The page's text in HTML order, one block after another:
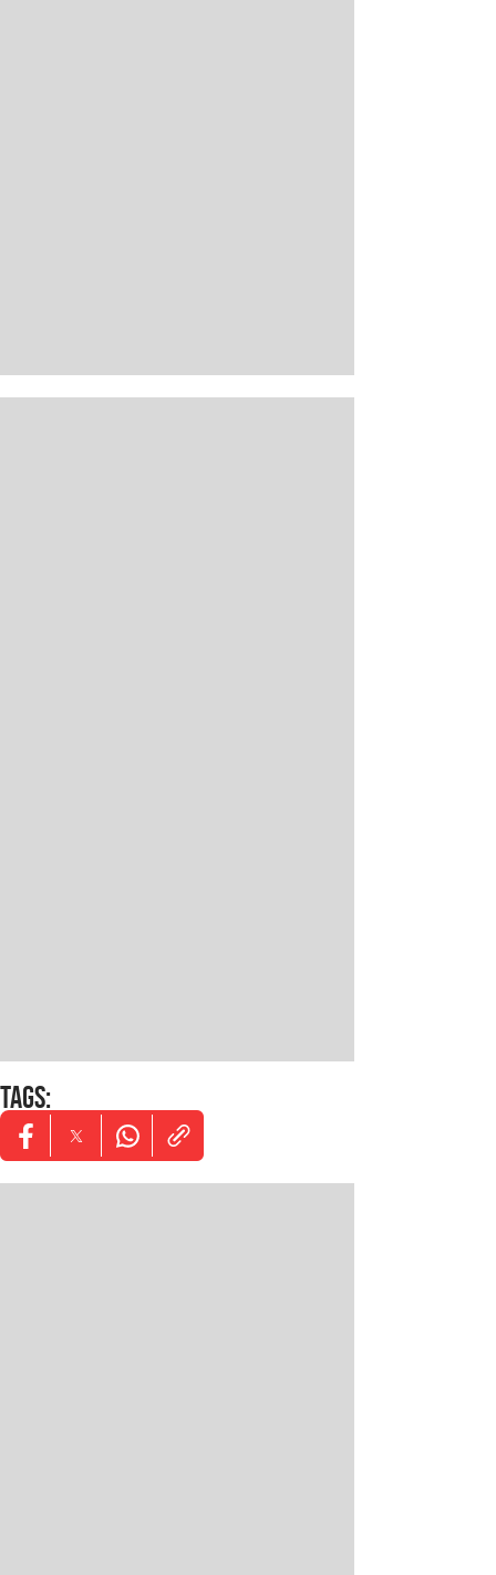
TAGS:
Opens in new window
Opens in new window
Opens in new window